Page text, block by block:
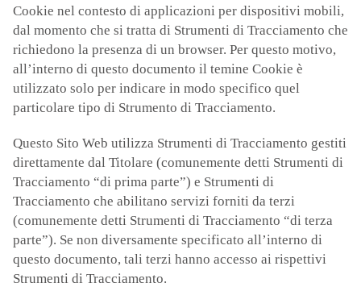
Cookie nel contesto di applicazioni per dispositivi mobili,
dal momento che si tratta di Strumenti di Tracciamento che
richiedono la presenza di un browser. Per questo motivo,
all’interno di questo documento il temine Cookie è
utilizzato solo per indicare in modo specifico quel
particolare tipo di Strumento di Tracciamento.
Questo Sito Web utilizza Strumenti di Tracciamento gestiti
direttamente dal Titolare (comunemente detti Strumenti di
Tracciamento “di prima parte”) e Strumenti di
Tracciamento che abilitano servizi forniti da terzi
(comunemente detti Strumenti di Tracciamento “di terza
parte”). Se non diversamente specificato all’interno di
questo documento, tali terzi hanno accesso ai rispettivi
Strumenti di Tracciamento.